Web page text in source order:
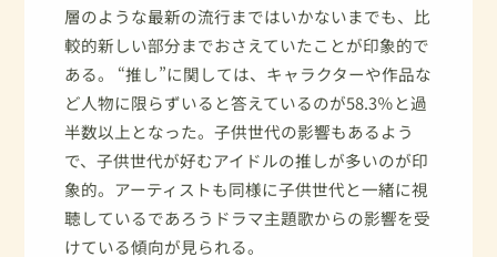
層のような最新の流行まではいかないまでも、比
較的新しい部分までおさえていたことが印象的で
ある。 “推し”に関しては、キャラクターや作品な
ど人物に限らずいると答えているのが58.3％と過
半数以上となった。子供世代の影響もあるよう
で、子供世代が好むアイドルの推しが多いのが印
象的。アーティストも同様に子供世代と一緒に視
聴しているであろうドラマ主題歌からの影響を受
けている傾向が見られる。